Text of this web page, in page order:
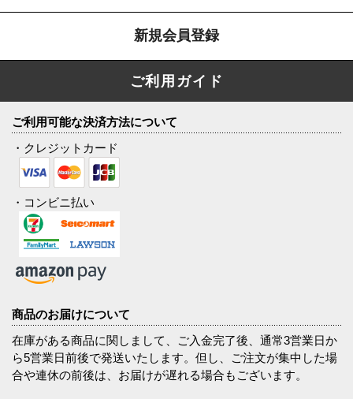
新規会員登録
ご利用ガイド
ご利用可能な決済方法について
・クレジットカード
・コンビニ払い
商品のお届けについて
在庫がある商品に関しまして、ご入金完了後、通常3営業日か
ら5営業日前後で発送いたします。但し、ご注文が集中した場
合や連休の前後は、お届けが遅れる場合もございます。